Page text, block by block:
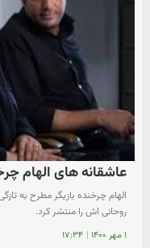
عاشقانه های الهام
الهام چرخنده بازیگر مطرح به
روحانی اش را منتشر کرد.
۱ مهر ۱۴۰۰ | ۱۷:۳۴